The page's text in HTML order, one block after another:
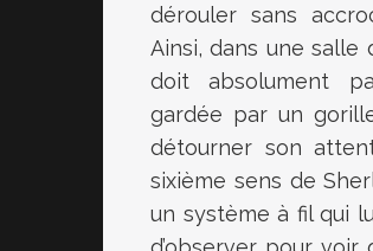
dérouler sans
Ainsi, dans une salle
doit absolument
gardée par un
détourner son
sixième sens de
un système à fil qui